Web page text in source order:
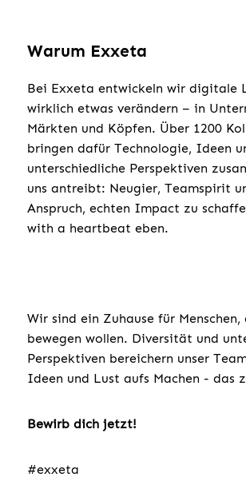
Warum Exxeta
Bei Exxeta entwickeln wir digitale
wirklich etwas verändern – in
Märkten und Köpfen. Über 1200
bringen dafür Technologie, Ideen
unterschiedliche Perspektiven
uns antreibt: Neugier, Teamspirit
Anspruch, echten Impact zu
with a heartbeat eben.
Wir sind ein Zuhause für Menschen,
bewegen wollen. Diversität und
Perspektiven bereichern unser
Ideen und Lust aufs Machen - das
Bewirb dich jetzt!
#exxeta